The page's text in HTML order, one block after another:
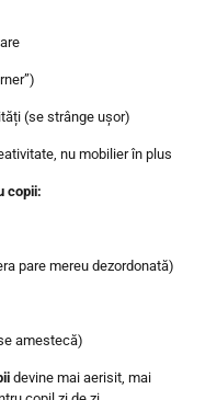
(se strânge ușor)
nu mobilier în plus
copii:
pare mereu dezordonată)
amestecă)
devine mai aerisit, mai